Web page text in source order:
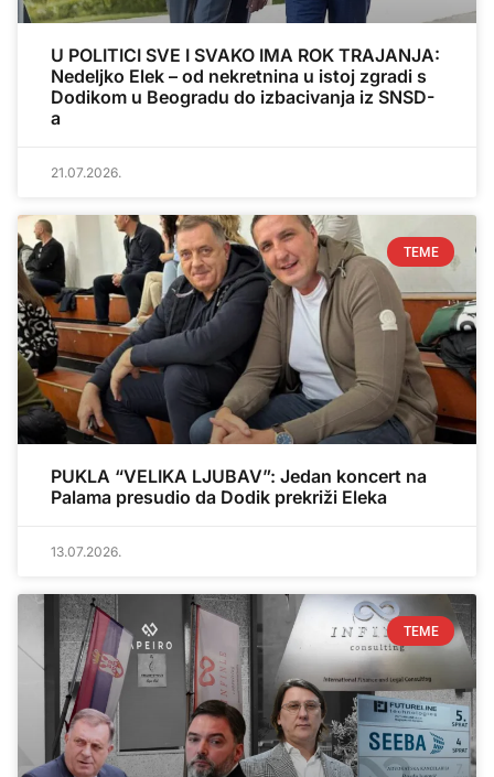
U POLITICI SVE I SVAKO IMA ROK TRAJANJA:
Nedeljko Elek – od nekretnina u istoj zgradi s
Dodikom u Beogradu do izbacivanja iz SNSD-
a
21.07.2026.
TEME
PUKLA “VELIKA LJUBAV”: Jedan koncert na
Palama presudio da Dodik prekriži Eleka
13.07.2026.
TEME